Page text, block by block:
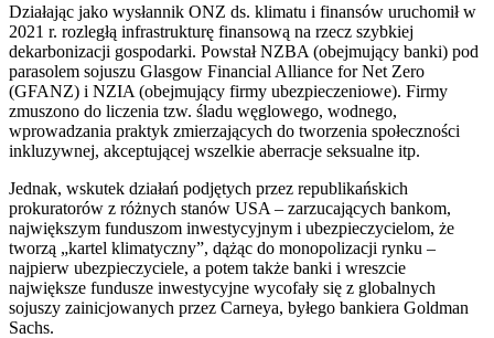
Działając jako wysłannik ONZ ds. klimatu i finansów uruchomił w
2021 r. rozległą infrastrukturę finansową na rzecz szybkiej
dekarbonizacji gospodarki. Powstał NZBA (obejmujący banki) pod
parasolem sojuszu Glasgow Financial Alliance for Net Zero
(GFANZ) i NZIA (obejmujący firmy ubezpieczeniowe). Firmy
zmuszono do liczenia tzw. śladu węglowego, wodnego,
wprowadzania praktyk zmierzających do tworzenia społeczności
inkluzywnej, akceptującej wszelkie aberracje seksualne itp.
Jednak, wskutek działań podjętych przez republikańskich
prokuratorów z różnych stanów USA – zarzucających bankom,
największym funduszom inwestycyjnym i ubezpieczycielom, że
tworzą „kartel klimatyczny”, dążąc do monopolizacji rynku –
najpierw ubezpieczyciele, a potem także banki i wreszcie
największe fundusze inwestycyjne wycofały się z globalnych
sojuszy zainicjowanych przez Carneya, byłego bankiera Goldman
Sachs.